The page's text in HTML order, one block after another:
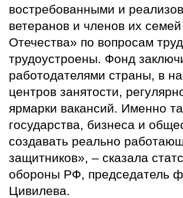
востребованными и
ветеранов и членов их
Отечества» по вопросам
трудоустроены. Фонд
работодателями страны, в
центров занятости,
ярмарки вакансий. Именно
государства, бизнеса и
создавать реально
защитников», – сказала
обороны РФ, председатель
Цивилева.